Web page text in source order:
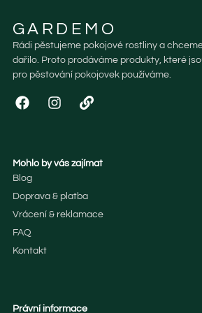
GARDEMO
Rádi pěstujeme pokojové rostliny a
dařilo. Proto prodáváme produkty, které
pro pěstování pokojovek používáme.
Mohlo by vás zajímat
Blog
Doprava & platba
Vrácení & reklamace
FAQ
Kontakt
Právní informace